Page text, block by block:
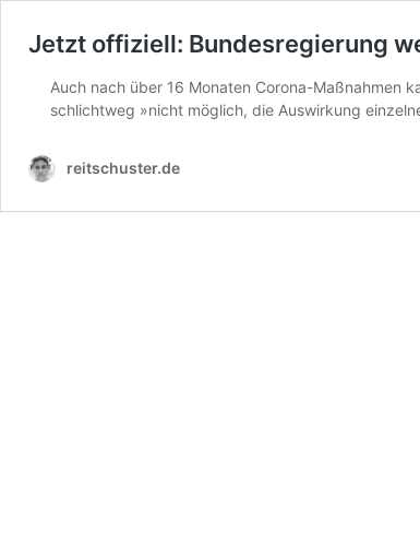
Jetzt offiziell: Bundesregierung
Auch nach über 16 Monaten Corona-Maßnahmen
schlichtweg »nicht möglich, die Auswirkung
reitschuster.de